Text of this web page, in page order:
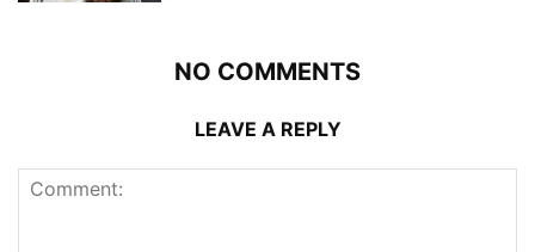
NO COMMENTS
LEAVE A REPLY